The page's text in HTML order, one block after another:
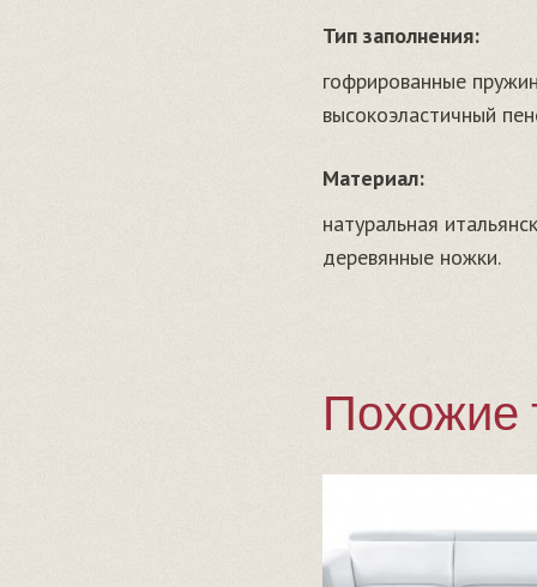
Тип заполнения:
гофрированные
высокоэластичный
Материал:
натуральная
деревянные ножки.
Похожие